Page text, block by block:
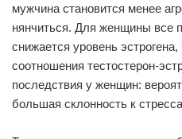
мужчина становится менее
нянчиться. Для женщины все
снижается уровень
соотношения тестостерон-
последствия у женщин:
большая склонность к